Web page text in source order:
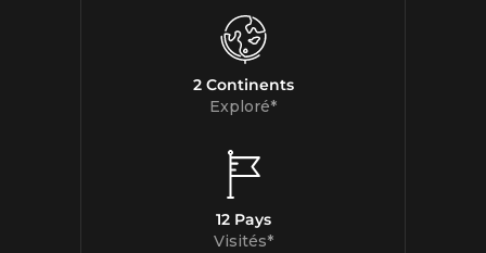
2 Continents
Exploré*
12 Pays
Visités*